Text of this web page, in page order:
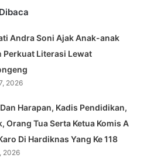
Andra Soni Ajak Anak-anak
Perkuat Literasi Lewat
2026
Harapan, Kadis Pendidikan,
Orang Tua Serta Ketua Komis A
Di Hardiknas Yang Ke 118
2026